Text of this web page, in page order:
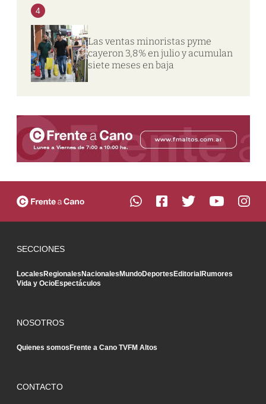
4
Las ventas minoristas pyme
cayeron 3,8% en julio y acumulan
siete meses en baja
SECCIONES
LocalesRegionalesNacionalesMundoDeportesEditorialRumores
Vida y OcioEspectáculos
NOSOTROS
Quienes somosFrente a Cano TVFM Altos
CONTACTO